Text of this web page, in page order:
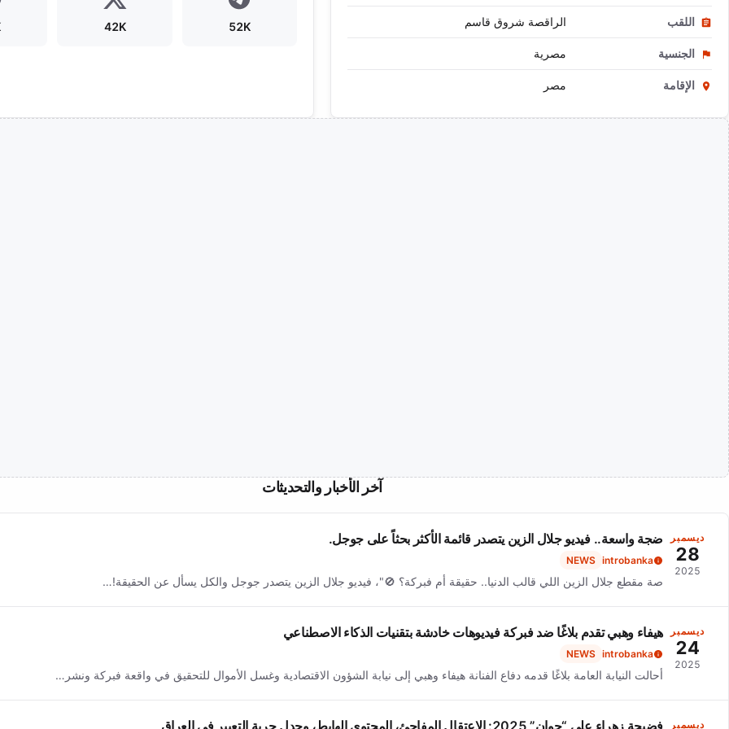
اللقب الراقصة شروق قاسم
الجنسية مصرية
الإقامة مصر
52K
42K
آخر الأخبار والتحديثات
ديسمبر
28
2025
ضجة واسعة.. فيديو جلال الزين يتصدر قائمة الأكثر بحثاً على جوجل.
introbanka
NEWS
صة مقطع جلال الزين اللي قالب الدنيا.. حقيقة أم فبركة؟ 🚫"، فيديو جلال الزين يتصدر جوجل والكل يسأل عن الحقيقة!…
ديسمبر
24
2025
هيفاء وهبي تقدم بلاغًا ضد فبركة فيديوهات خادشة بتقنيات الذكاء الاصطناعي
introbanka
NEWS
أحالت النيابة العامة بلاغًا قدمه دفاع الفنانة هيفاء وهبي إلى نيابة الشؤون الاقتصادية وغسل الأموال للتحقيق في واقعة فبركة ونشر…
ديسمبر فضيحة زهراء علي “جوان” 2025: الاعتقال المفاجئ، المحتوى الهابط، وجدل حرية التعبير في العراق